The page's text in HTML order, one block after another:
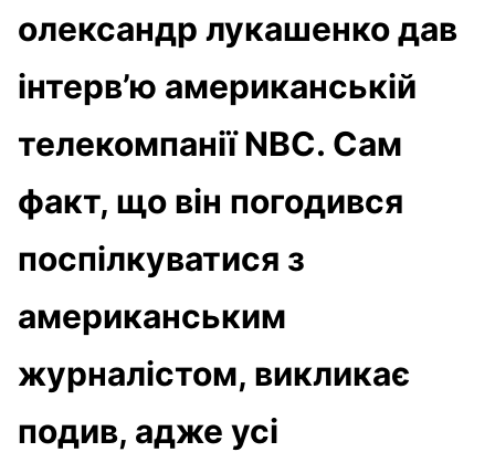
олександр лукашенко дав
інтерв’ю американській
телекомпанії NBC. Сам
факт, що він погодився
поспілкуватися з
американським
журналістом, викликає
подив, адже усі